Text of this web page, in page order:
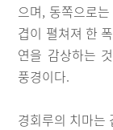
으며, 동쪽으로
겹이 펼쳐져 한
연을 감상하는
풍경이다.
경회루의 치마는